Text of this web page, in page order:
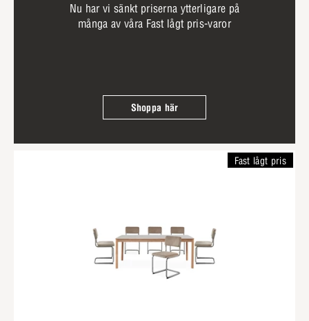
Nu har vi sänkt priserna ytterligare på
många av våra Fast lågt pris-varor
Shoppa här
Fast lågt pris